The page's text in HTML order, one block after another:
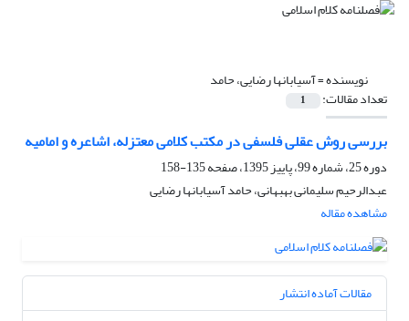
نویسنده =آسیابانها رضایی، حامد
تعداد مقالات: 1
بررسی روش عقلی فلسفی در مکتب کلامی معتزله، اشاعره و امامیه
دوره 25، شماره 99، پاییز 1395، صفحه
135-158
عبدالرحیم سلیمانی بهبهانی، حامد آسیابانها رضایی
مشاهده مقاله
مقالات آماده انتشار